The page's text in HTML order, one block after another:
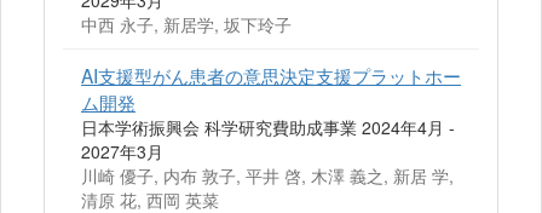
中西 永子, 新居学, 坂下玲子
AI支援型がん患者の意思決定支援プラットホー
ム開発
日本学術振興会 科学研究費助成事業 2024年4月 -
2027年3月
川崎 優子, 内布 敦子, 平井 啓, 木澤 義之, 新居 学,
清原 花, 西岡 英菜